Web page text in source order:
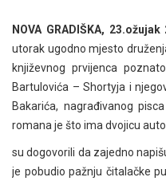
NOVA GRADIŠKA, 23.ožujak
utorak ugodno mjesto
književnog prvijenca
Bartulovića – Shortyja i
Bakarića, nagrađivanog
romana je što ima dvojicu
su dogovorili da zajedno
je pobudio pažnju čitalačke